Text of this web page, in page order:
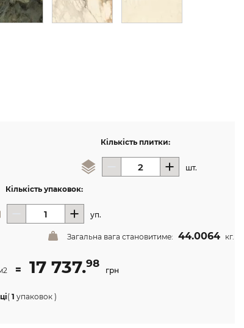
Кількість плитки:
шт.
Кількість упаковок:
уп.
Загальна вага становитиме: 44.0064 кг.
= 17 737.98
грн
( 1 упаковок )